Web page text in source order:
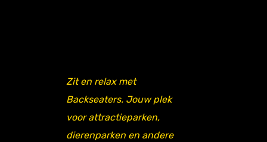
Zit en relax met
Backseaters. Jouw plek
voor attractieparken,
dierenparken en andere